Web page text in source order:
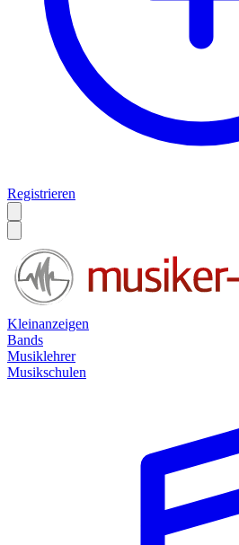
Registrieren
Kleinanzeigen
Bands
Musiklehrer
Musikschulen